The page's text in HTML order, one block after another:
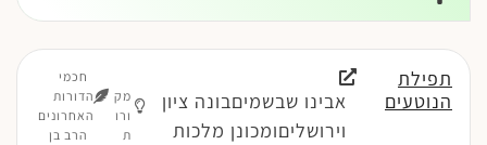
תפילת
הנוטעים
אבינו שבשמיםבונה ציון
וירושליםומכונן מלכות
מק
ורו
ת
חכמי
הדורות
האחרונים
הרב בן